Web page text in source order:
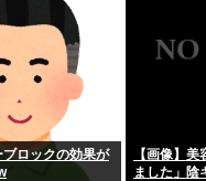
ブロックの効果が
【画像】
ました」